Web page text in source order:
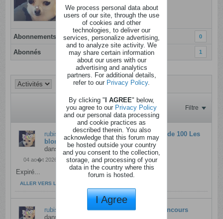
Inscrit: 05 janvier 2022
Localisation: Amay
Abonnements 0
Abonnés 1
Filtre
rubislabinea répondu àBon 30€ à l'achat de 100 Les
blondinettes Verviers
dans
Anciens messages
04 ao�t 2026, 16h29
Expiré...
ALLER VERS LE MESSAGE
rubislabine a répondu àFin de Fou De Concours
dans
We process personal data about
users of our site, through the use
of cookies and other
technologies, to deliver our
services, personalize advertising,
and to analyze site activity. We
may share certain information
about our users with our
advertising and analytics
partners. For additional details,
refer to our Privacy Policy.
By clicking "I AGREE" below,
you agree to our Privacy Policy
and our personal data processing
and cookie practices as
described therein. You also
acknowledge that this forum may
be hosted outside your country
and you consent to the collection,
storage, and processing of your
data in the country where this
forum is hosted.
I Agree